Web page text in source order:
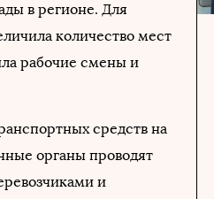
в регионе. Для
количество мест
рабочие смены и
средств на
органы проводят
и